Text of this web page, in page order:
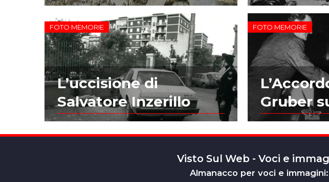
FOTO MEMORIE
L’uccisione di
Salvatore Inzerillo
FOTO MEMORIE
Gruber
Visto Sul Web - Voci e
Almanacco per voci e